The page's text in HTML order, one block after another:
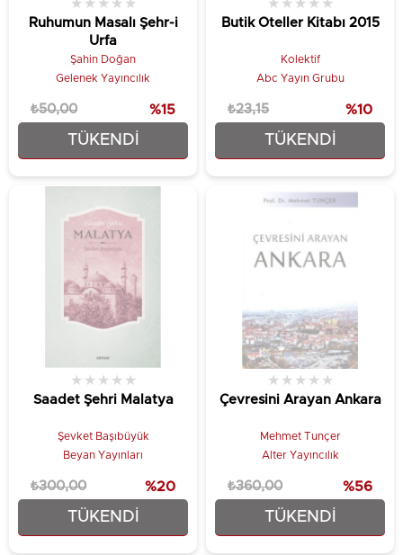
TÜKENDI
Ruhumun Masalı Şehr-i
Urfa
★ ★ ★ ★ ★
Şahin Doğan
Gelenek Yayıncılık
₺42,50
₺50,00 %15
TÜKENDI
Butik Oteller Kitabı 2015
★ ★ ★ ★ ★
Kolektif
Abc Yayın Grubu
₺20,84
₺23,15 %10
TÜKENDI
Saadet Şehri Malatya
★ ★ ★ ★ ★
Şevket Başıbüyük
Beyan Yayınları
₺240,00
₺300,00 %20
TÜKENDI
Çevresini Arayan Ankara
★ ★ ★ ★ ★
Mehmet Tunçer
Alter Yayıncılık
₺160,00
₺360,00 %56